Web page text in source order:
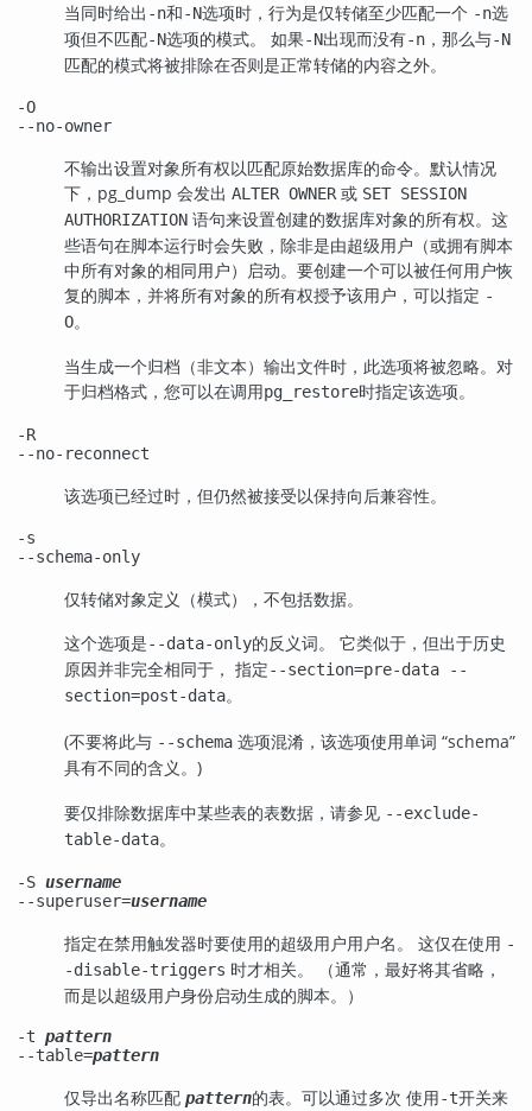
当同时给出 -n和-N选项时，行为是仅转储至少匹配一个 -n选
项但不匹配-N选项的模式。 如果-N出现而没有-n ，那么与-N
匹配的模式将被排除在否则是正常转储的内容之外。
-O
--no-owner
不输出设置对象所有权以匹配原始数据库的命令。默认情况
下， pg_dump 会发出 ALTER OWNER 或 SET SESSION
AUTHORIZATION 语句来设置创建的数据库对象的所有权。这
些语句在脚本运行时会失败，除非是由超级用户（或拥有脚本
中所有对象的相同用户）启动。要创建一个可以被任何用户恢
复的脚本，并将所有对象的所有权授予该用户，可以指定 -
O。
当生成一个归档（非文本）输出文件时，此选项将被忽略。对
于归档格式，您可以在调用pg_restore时指定该选项。
-R
--no-reconnect
该选项已经过时，但仍然被接受以保持向后兼容性。
-s
--schema-only
仅转储对象定义（模式），不包括数据。
这个选项是--data-only的反义词。 它类似于，但出于历史
原因并非完全相同于， 指定--section=pre-data --
section=post-data。
(不要将此与 --schema 选项混淆，该选项使用单词 “schema”
具有不同的含义。)
要仅排除数据库中某些表的表数据，请参见 --exclude-
table-data。
-S username
--superuser=username
指定在禁用触发器时要使用的超级用户用户名。 这仅在使用 -
-disable-triggers 时才相关。 （通常，最好将其省略，
而是以超级用户身份启动生成的脚本。）
-t pattern
--table=pattern
仅导出名称匹配 pattern的表。可以通过多次 使用-t开关来